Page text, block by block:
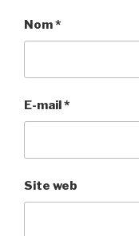
Nom*
E-mail*
Site web